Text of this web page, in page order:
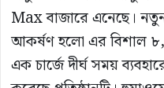
Max বাজারে এনেছে।
আকর্ষণ হলো এর বিশাল
এক চার্জে দীর্ঘ সময়